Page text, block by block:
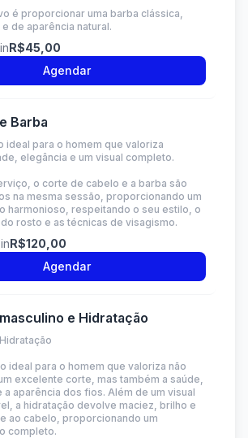
é proporcionar uma barba clássica,
de aparência natural.
R$45,00
Agendar
Barba
ideal para o homem que valoriza
elegância e um visual completo.
o corte de cabelo e a barba são
na mesma sessão, proporcionando um
harmonioso, respeitando o seu estilo, o
rosto e as técnicas de visagismo.
R$120,00
Agendar
e Hidratação
ideal para o homem que valoriza não
excelente corte, mas também a saúde,
a aparência dos fios. Além de um visual
a hidratação devolve maciez, brilho e
ao cabelo, proporcionando um
completo.